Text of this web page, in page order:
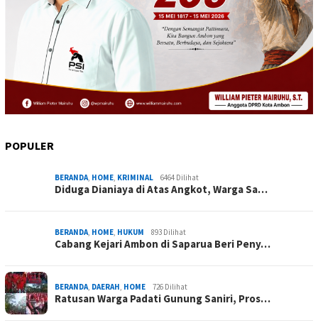
POPULER
BERANDA HOME KRIMINAL 6464 Dilihat
Diduga Dianiaya di Atas Angkot, Warga Sa…
BERANDA HOME HUKUM 893 Dilihat
Cabang Kejari Ambon di Saparua Beri Peny…
BERANDA DAERAH HOME 726 Dilihat
Ratusan Warga Padati Gunung Saniri, Pros…